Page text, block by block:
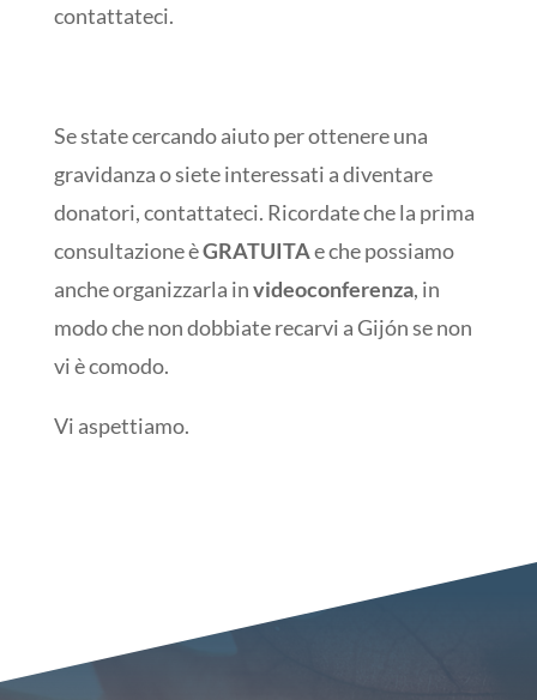
contattateci.
Se state cercando aiuto per ottenere una
gravidanza o siete interessati a diventare
donatori, contattateci. Ricordate che la prima
consultazione èGRATUITAe che possiamo
anche organizzarla invideoconferenza, in
modo che non dobbiate recarvi a Gijón se non
vi è comodo.
Vi aspettiamo.